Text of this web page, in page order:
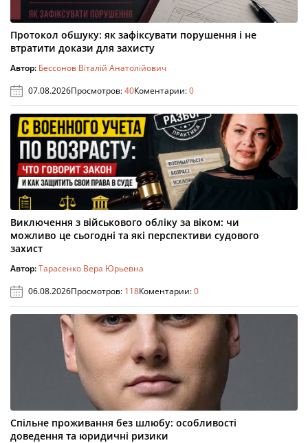
Протокол обшуку: як зафіксувати порушення і не
втратити докази для захисту
Автор: Бессонов Віталій Анатолійович
07.08.2026Просмотров:40Коментарии:0
Виключення з військового обліку за віком: чи
можливо це сьогодні та які перспективи судового
захист
Автор:Тарасенко Вера Юрьевна
06.08.2026Просмотров: 118Коментарии:0
Спільне проживання без шлюбу: особливості
доведення та юридичні ризики